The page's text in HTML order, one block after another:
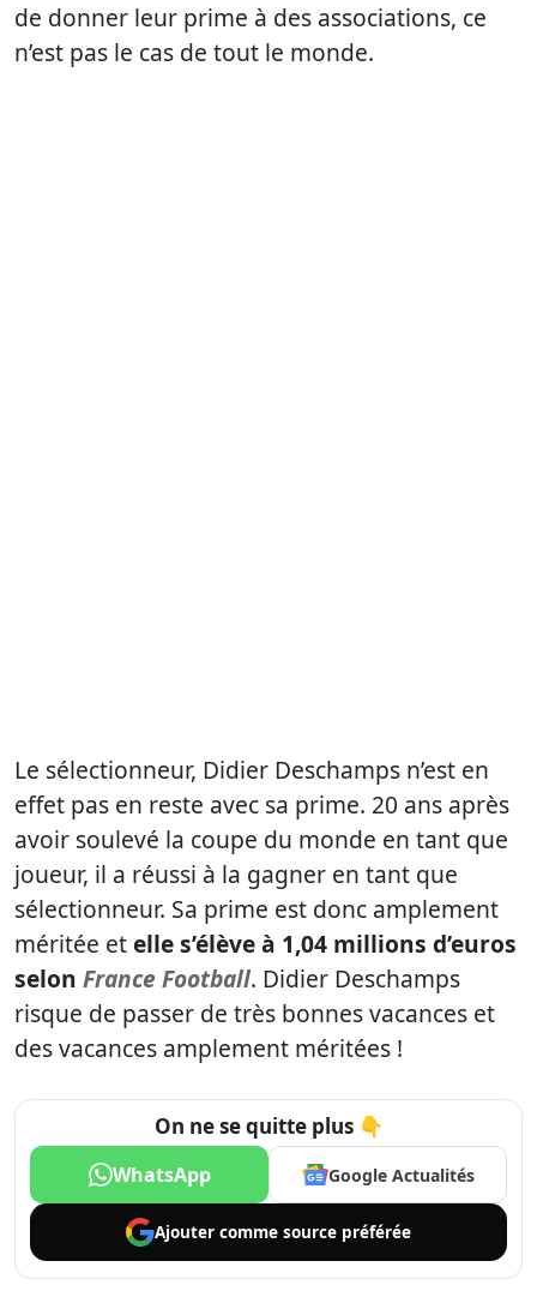
de donner leur prime à des associations, ce
n’est pas le cas de tout le monde.
Le sélectionneur, Didier Deschamps n’est en
effet pas en reste avec sa prime. 20 ans après
avoir soulevé la coupe du monde en tant que
joueur, il a réussi à la gagner en tant que
sélectionneur. Sa prime est donc amplement
méritée etelle s’élève à 1,04 millions d’euros
selon France Football. Didier Deschamps
risque de passer de très bonnes vacances et
des vacances amplement méritées !
On ne se quitte plus 👇
WhatsApp Google Actualités
Ajouter comme source préférée